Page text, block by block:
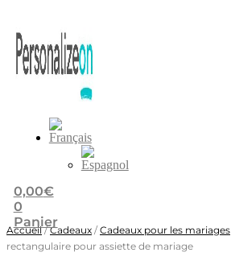
0,00€
0
Panier
Accueil/Cadeaux /Cadeaux pour les mariages
rectangulaire pour assiette de mariage